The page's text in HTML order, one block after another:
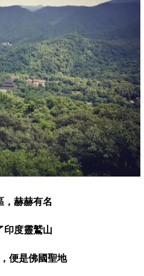
， 赫赫有名
印度靈鷲山
便是佛國聖地